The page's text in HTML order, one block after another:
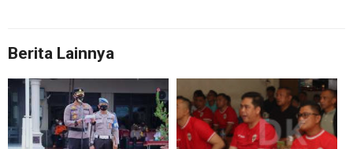
Berita Lainnya